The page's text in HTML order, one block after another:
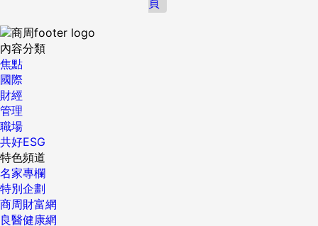
說，即使沒花太多時間介紹，也能讓對方理解概要，進而更加
的「模式」，但是效果絕佳，應該能讓口頭或書面表達變得淺
顯易懂許多。 熟能生巧，要是有機會於業務洽談或會議場合發
言，請務必試用看看；撰寫報告、電子郵件時，不妨重新檢視
內容架構是否符合TNPREP法則。除此之外，聆聽他人所言或
閱讀他人文章時，也能依照TNPREP法則的順序重新排列組
合，藉此整理思緒。 一旦能說明得讓人一聽就懂，對方的反應
也將截然不同。自己的意見有人專心聆聽，或是給予肯定的切
身感受，可為自己帶來極大的自信，而這份自信，將使你的說
服功力更上層樓。 {DS_BOX_26057} 責任編輯：呂宇真核稿
浴室的菲力普‧史塔克（Philippe Starck）浴缸，是展示過、但
未用過的新品，價格比全新品便宜近五成。 曾：三樓起居室的
Minoti沙發是瑕疵品，原本的沙發布上滴到了水漬，但裡頭的
沙發是好的。我們買下來換了新的沙發布，就可以用了，比買
全新的便宜了十萬塊。 5.善用設計師的找貨管道 問：如果是在
國外雜誌上看到，但台灣沒有賣的家具品牌，有沒有什麼門
道？ 曾：有次我翻到《Architectural Digest》雜誌，就跟晏
慶說，「我要跟約翰屈伏塔家的飛機倉庫裡，一樣的風扇！」
朱：我寫e-mail去問雜誌編輯，查出這個風扇叫做「San
Francisco」，然後再去跟美國的代理商聯繫。我們決定好風
扇的烤漆、顏色跟長度，由我這邊直接下訂單訂購。 曾：有些
家具是訂做的，我的家裡用了很多金屬色的東西，原木正好能
注入一些暖色調，平衡氣氛。我告訴晏慶，要線條簡單的木家
具。 朱：所以，玄關跟客廳的原木長椅，就是我針對他的需求
闆，我企劃書寫很爛，請給我業務的工作（挑工作）」「或是
我企劃書寫的沒有XX好，但我會努力的」這類自曝其短的對
話。 記得你現在是在給老闆打造優質職場人設，非自毀招牌，
而是要有技巧地換句話說：「老闆，我沒有撰寫大型企劃的經
驗，不知道我可以參考哪份資料或請教哪位同事？某某在業務
推廣成效很好，我能不能將草稿跟他討論」這種一邊表達協助
意願，一邊爭取資源的方法先前的文章阿米有討論過，總之是
一兼二顧，摸蛤仔兼洗褲。 結語：每一次的請求落實，都是一
次信任測試 在職場裡面被動等待永遠是最安全的策略，但是基
層需被看見就該多做一些反直覺的事情，就像「知難行易」與
「知易行難」本就需要調和，四個步驟從認識自己、創造人
設、透過觀察及數據支持給予老闆協助，助人的歷程裡每一次
請求達成，累積都一點點信任，試著跨出那不容易的一步，畢
竟，小孩才會期待凡事被理解，成熟大人則會主動遞上使用說
主管體諒幫我擋掉支援，讓我可以專心在專案上，公司既然指
定我為專案負責人，就代表我有主導權與責任要把專案完成，
之前在另一部門，Ｃ有和我配合過專案，雖然他是後來承接
的，但Ｃ做得很好大家是有目共睹的，我相信Ｃ有能力獨立完
成一個專案，我比Ｃ早進公司，經驗多一點，我也希望能夠獨
立處理專案。對我來說，獨立完成比獎金更重要。」 立場要堅
定，說話要婉轉 不要一臉委屈的去溝通，你要的不是討拍，而
是去爭取權利，達到你要的目的。 我看著Ｂ說：「但孩子，我
們是個團隊啊。」Ａ在一旁忍不住笑了，Ｂ則正襟危坐的跟我
說：「報告主管：就因為我們是個team，所以我們在各自的專
案上發揮，這樣大家都有舞台。我不怕事情多，只是都進入在
收尾的重要階段，我想到的是兩邊的效率。我這邊我可以自己
完成，Ｃ如果需要支援，我建議可以調其他資淺或是對這專案
一旦學會了，你的溝通也就成功了一大半！ 記住，當你怎麼說
都沒有用時，就是該停下來，學習閉嘴這堂課了。...
吧。」我對日文中漢語的表現相當不擅長。要理解這些詞彙並
且確實譯出，除了語言能力之外，素養更是不可或缺。 如果覺
得只要會英文相關工作都能夠輕易上手，我必須說，這種想法
似乎太過膚淺。儘管會說英文，想在華爾街工作當然必須具備
金融相關知識，沒有這些相關知識，等於你自己的心裡並沒有
「該傳達的內容」。那麼，我們這些把英文視為工具的口譯
員，具體來說到底在想些什麼、做些什麼呢？接下來就讓我依
照工作流程來一一解釋。 我認為「口譯」流程，可以分為以下
五個步驟： 步驟一：聆聽 步驟二：理解 步驟三：分析 步驟
四：轉換 步驟五：譯出 經過這五個步驟，講者的訊息藉此跨
越語言障礙傳達給聽者，「五步驟」也同樣適用於純日文的溝
通中。 先來看看第一項步驟「聆聽」，沒能聽懂講者的話就無
法口譯。我有過多次「聽錯」的經驗。現在還特別印象深刻的
是將shock（震驚）聽成shark（鯊魚）。當時是逐步口譯，我
內容分類
焦點
國際
財經
管理
職場
共好ESG
特色頻道
名家專欄
特別企劃
商周財富網
良醫健康網